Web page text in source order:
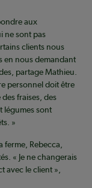
aux
ne sont pas
clients nous
en nous demandant
partage Mathieu.
personnel doit être
fraises, des
légumes sont
»
Rebecca,
« Je ne changerais
avec le client »,